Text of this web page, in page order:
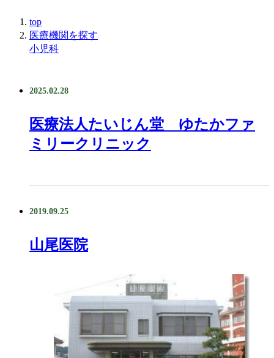
top
医療機関を探す
小児科
2025.02.28
医療法人たいじん堂 ゆたかファ
ミリークリニック
2019.09.25
山尾医院